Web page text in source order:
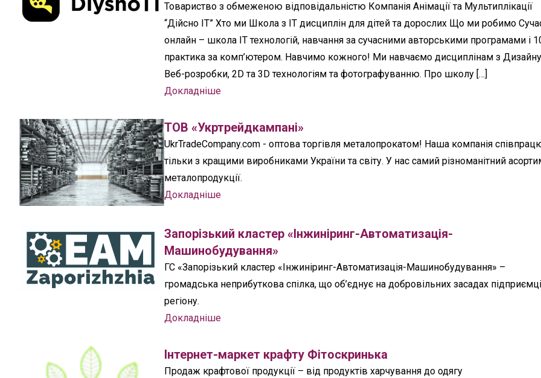
Товариство з обмеженою відповідальністю Компанія Анімації та Мультиплікації
“Дійсно IT” Хто ми Школа з IT дисциплін для дітей та дорослих Що ми робимо
онлайн – школа IT технологій, навчання за сучасними авторськими програмами і
практика за комп’ютером. Навчимо кожного! Ми навчаємо дисциплінам з
Веб-розробки, 2D та 3D технологіям та фотографуванню. Про школу […]
Докладніше
ТОВ «Укртрейдкампані»
UkrTradeCompany.com - оптова торгівля металопрокатом! Наша компанія
тільки з кращими виробниками України та світу. У нас самий різноманітний
металопродукції.
Докладніше
Запорізький кластер «Інжиніринг-Автоматизація-
Машинобудування»
ГС «Запорізький кластер «Інжиніринг-Автоматизація-Машинобудування» –
громадська неприбуткова спілка, що об’єднує на добровільних засадах
регіону.
Докладніше
Інтернет-маркет крафту Фітоскринька
Продаж крафтової продукції – від продуктів харчування до одягу